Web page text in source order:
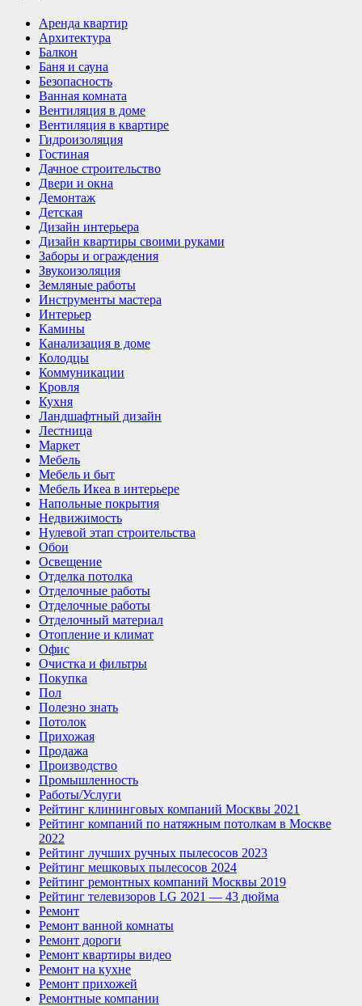
Аренда квартир
Архитектура
Балкон
Баня и сауна
Безопасность
Ванная комната
Вентиляция в доме
Вентиляция в квартире
Гидроизоляция
Гостиная
Дачное строительство
Двери и окна
Демонтаж
Детская
Дизайн интерьера
Дизайн квартиры своими руками
Заборы и ограждения
Звукоизоляция
Земляные работы
Инструменты мастера
Интерьер
Камины
Канализация в доме
Колодцы
Коммуникации
Кровля
Кухня
Ландшафтный дизайн
Лестница
Маркет
Мебель
Мебель и быт
Мебель Икеа в интерьере
Напольные покрытия
Недвижимость
Нулевой этап строительства
Обои
Освещение
Отделка потолка
Отделочные работы
Отделочные работы
Отделочный материал
Отопление и климат
Офис
Очистка и фильтры
Покупка
Пол
Полезно знать
Потолок
Прихожая
Продажа
Производство
Промышленность
Работы/Услуги
Рейтинг клининговых компаний Москвы 2021
Рейтинг компаний по натяжным потолкам в Москве
2022
Рейтинг лучших ручных пылесосов 2023
Рейтинг мешковых пылесосов 2024
Рейтинг ремонтных компаний Москвы 2019
Рейтинг телевизоров LG 2021 — 43 дюйма
Ремонт
Ремонт ванной комнаты
Ремонт дороги
Ремонт квартиры видео
Ремонт на кухне
Ремонт прихожей
Ремонтные компании